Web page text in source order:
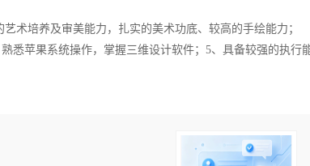
术培养及审美能力，扎实的美术功底、较高的手绘能力；
悉苹果系统操作，掌握三维设计软件；5、具备较强的执行